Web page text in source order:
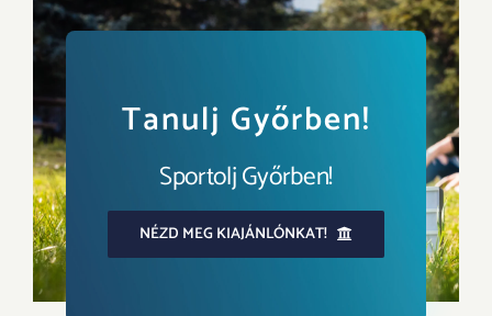
Tanulj Győrben!
Sportolj Győrben!
NÉZD MEG KIAJÁNLÓNKAT!